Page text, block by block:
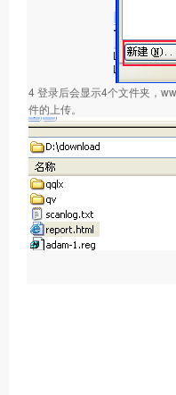
4 登录后会显示4个文件夹，
件的上传。